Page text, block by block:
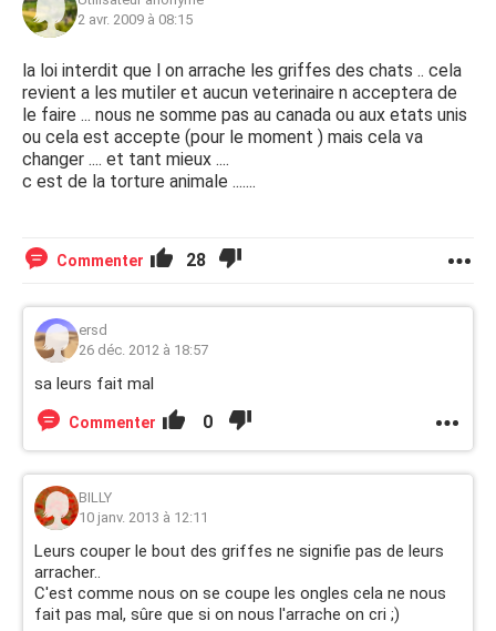
2 avr. 2009 à 08:15
la loi interdit que l on arrache les griffes des chats .. cela
revient a les mutiler et aucun veterinaire n acceptera de
le faire ... nous ne somme pas au canada ou aux etats unis
ou cela est accepte (pour le moment ) mais cela va
changer .... et tant mieux ....
c est de la torture animale .......
Commenter 28
ersd
26 déc. 2012 à 18:57
sa leurs fait mal
Commenter 0
BILLY
10 janv. 2013 à 12:11
Leurs couper le bout des griffes ne signifie pas de leurs
arracher..
C'est comme nous on se coupe les ongles cela ne nous
fait pas mal, sûre que si on nous l'arrache on cri ;)